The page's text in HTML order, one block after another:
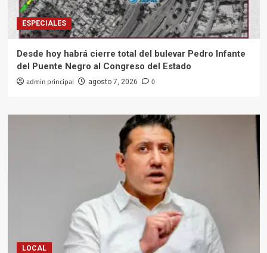
ESPECIALES
Desde hoy habrá cierre total del bulevar Pedro Infante
del Puente Negro al Congreso del Estado
admin principal agosto 7, 2026 0
LOCAL